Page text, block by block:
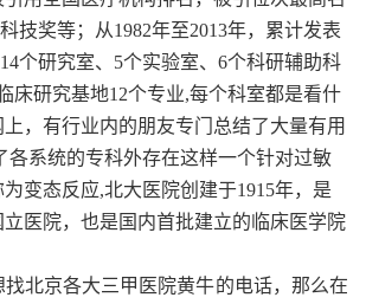
技奖等；从1982年至2013年，累计发表
个研究室、5个实验室、6个科研辅助科
床研究基地12个专业,每个科室都是看什
，有行业内的朋友专门总结了大量有用
各系统的专科外存在这样一个针对过敏
变态反应,北大医院创建于1915年，是
医院，也是国内首批建立的临床医学院
北京各大三甲医院黄牛的电话，那么在